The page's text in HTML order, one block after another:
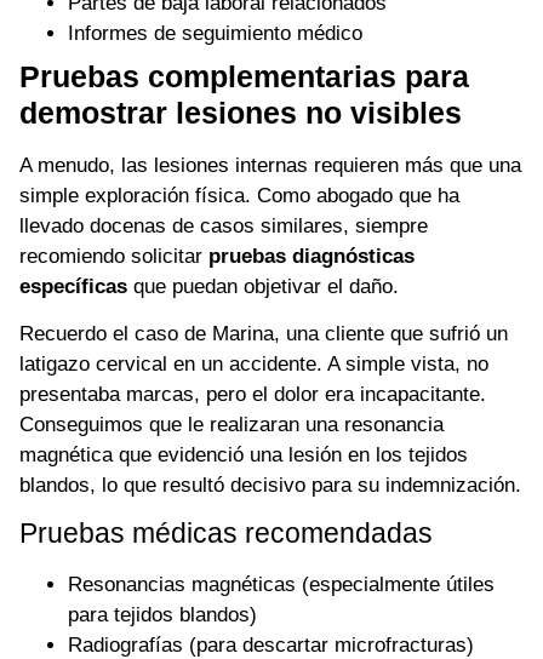
Informes de seguimiento médico
Pruebas complementarias para
demostrar lesiones no visibles
A menudo, las lesiones internas requieren más que una
simple exploración física. Como abogado que ha
llevado docenas de casos similares, siempre
recomiendo solicitar pruebas diagnósticas
específicas que puedan objetivar el daño.
Recuerdo el caso de Marina, una cliente que sufrió un
latigazo cervical en un accidente. A simple vista, no
presentaba marcas, pero el dolor era incapacitante.
Conseguimos que le realizaran una resonancia
magnética que evidenció una lesión en los tejidos
blandos, lo que resultó decisivo para su indemnización.
Pruebas médicas recomendadas
Resonancias magnéticas (especialmente útiles
para tejidos blandos)
Radiografías (para descartar microfracturas)